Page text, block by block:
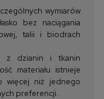
wymiarów
bez naciągania
talii i biodrach
z dzianin i tkanin
materiału istnieje
więcej niż jednego
preferencji.